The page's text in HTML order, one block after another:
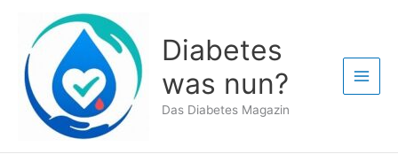
springen
Diabetes
was nun?
Das Diabetes Magazin